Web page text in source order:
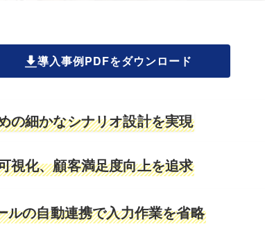
導入事例PDFをダウンロード
の細かなシナリオ設計を実現
視化、顧客満足度向上を追求
ルの自動連携で入力作業を省略